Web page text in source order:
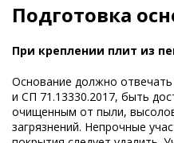
Подготовка
При креплении плит из
Основание должно
и СП 71.13330.2017, быть
очищенным от пыли,
загрязнений. Непрочные